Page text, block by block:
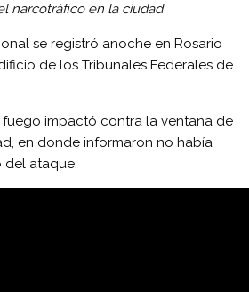
narcotráfico en la ciudad
se registró anoche en Rosario
de los Tribunales Federales de
impactó contra la ventana de
en donde informaron no había
del ataque.